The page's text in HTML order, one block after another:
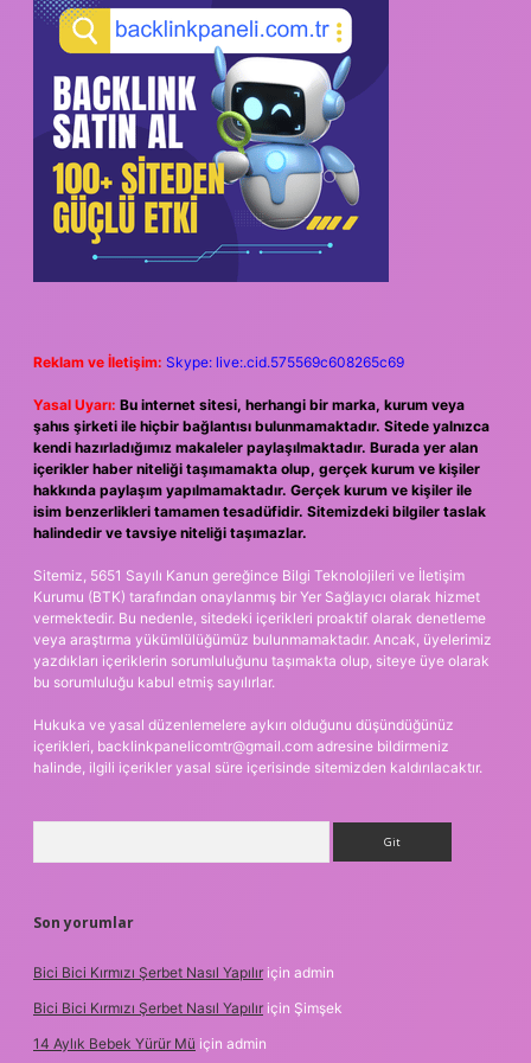
Reklam ve İletişim: Skype: live:.cid.575569c608265c69
Yasal Uyarı: Bu internet sitesi, herhangi bir marka, kurum veya
şahıs şirketi ile hiçbir bağlantısı bulunmamaktadır. Sitede yalnızca
kendi hazırladığımız makaleler paylaşılmaktadır. Burada yer alan
içerikler haber niteliği taşımamakta olup, gerçek kurum ve kişiler
hakkında paylaşım yapılmamaktadır. Gerçek kurum ve kişiler ile
isim benzerlikleri tamamen tesadüfidir. Sitemizdeki bilgiler taslak
halindedir ve tavsiye niteliği taşımazlar.
Sitemiz, 5651 Sayılı Kanun gereğince Bilgi Teknolojileri ve İletişim
Kurumu (BTK) tarafından onaylanmış bir Yer Sağlayıcı olarak hizmet
vermektedir. Bu nedenle, sitedeki içerikleri proaktif olarak denetleme
veya araştırma yükümlülüğümüz bulunmamaktadır. Ancak, üyelerimiz
yazdıkları içeriklerin sorumluluğunu taşımakta olup, siteye üye olarak
bu sorumluluğu kabul etmiş sayılırlar.
Hukuka ve yasal düzenlemelere aykırı olduğunu düşündüğünüz
içerikleri, backlinkpanelicomtr@gmail.com adresine bildirmeniz
halinde, ilgili içerikler yasal süre içerisinde sitemizden kaldırılacaktır.
Son yorumlar
Bici Bici Kırmızı Şerbet Nasıl Yapılır için admin
Bici Bici Kırmızı Şerbet Nasıl Yapılır için Şimşek
14 Aylık Bebek Yürür Mü için admin